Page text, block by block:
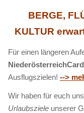
BERGE,
KULTUR
Für einen längeren
NiederösterreichCard
Ausflugszielen! -->
Wir haben für euch
Urlaubsziele unserer